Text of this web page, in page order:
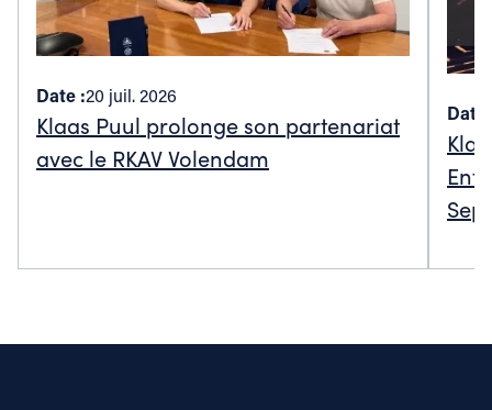
Date :20 juil. 2026
Klaas Puul prolonge son partenariat
avec le RKAV Volendam
Date